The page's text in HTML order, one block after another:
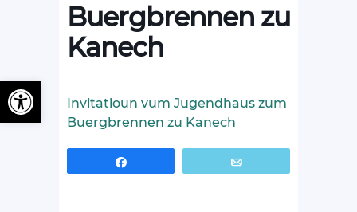
Buergbrennen zu
Kanech
Invitatioun vum Jugendhaus zum
Buergbrennen zu Kanech
Ouvrir la barre d’outils